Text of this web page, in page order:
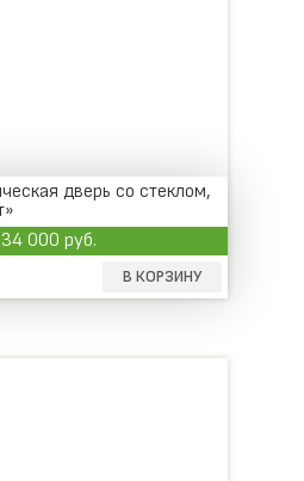
дверь со стеклом,
000 руб.
В КОРЗИНУ